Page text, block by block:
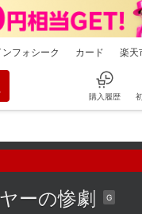
ンフォシーク カード 楽天
購入履歴
ーの惨劇 G